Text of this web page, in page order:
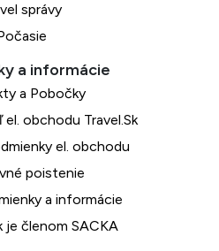
správy
a Pobočky
obchodu Travel.Sk
el. obchodu
poistenie
a informácie
je členom SACKA